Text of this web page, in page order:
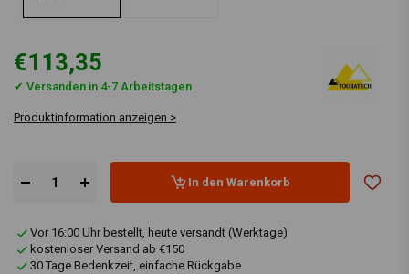
€113,35
✔ Versanden in 4-7 Arbeitstagen
Produktinformation anzeigen >
In den Warenkorb
Vor 16:00 Uhr bestellt, heute versandt (Werktage)
kostenloser Versand ab €150
30 Tage Bedenkzeit, einfache Rückgabe